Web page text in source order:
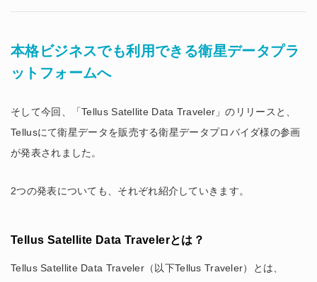
本格ビジネスでも利用できる衛星データプラ
ットフォームへ
そして今回、「Tellus Satellite Data Traveler」のリリースと、
Tellusにて衛星データを販売する衛星データプロバイダ様の参画
が発表されました。
2つの発表についても、それぞれ紹介していきます。
Tellus Satellite Data Travelerとは？
Tellus Satellite Data Traveler（以下Tellus Traveler）とは、